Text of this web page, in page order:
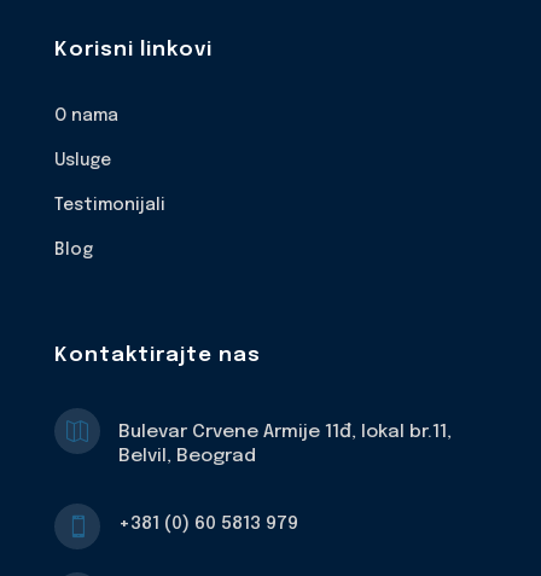
Korisni linkovi
O nama
Usluge
Testimonijali
Blog
Kontaktirajte nas

Bulevar Crvene Armije 11đ, lokal br.11,
Belvil, Beograd
 +381 (0) 60 5813 979